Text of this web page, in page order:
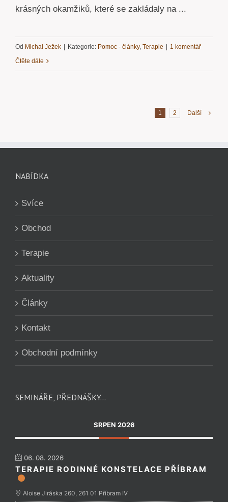
krásných okamžiků, které se zakládaly na ...
Od Michal Ježek | Kategorie: Pomoc - články, Terapie | 1 komentář
Čtěte dále
1 2 Další
NABÍDKA
Svíce
Obchod
Terapie
Aktuality
Články
Kontakt
Obchodní podmínky
SEMINÁŘE, PŘEDNÁŠKY…
SRPEN 2026
06. 08. 2026
TERAPIE RODINNÉ KONSTELACE PŘÍBRAM
Aloise Jiráska 260, 261 01 Příbram IV